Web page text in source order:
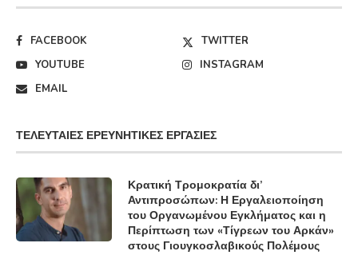
FACEBOOK
TWITTER
YOUTUBE
INSTAGRAM
EMAIL
ΤΕΛΕΥΤΑΊΕΣ ΕΡΕΥΝΗΤΙΚΈΣ ΕΡΓΑΣΊΕΣ
Κρατική Τρομοκρατία δι’
Αντιπροσώπων: Η Εργαλειοποίηση
του Οργανωμένου Εγκλήματος και η
Περίπτωση των «Τίγρεων του Αρκάν»
στους Γιουγκοσλαβικούς Πολέμους